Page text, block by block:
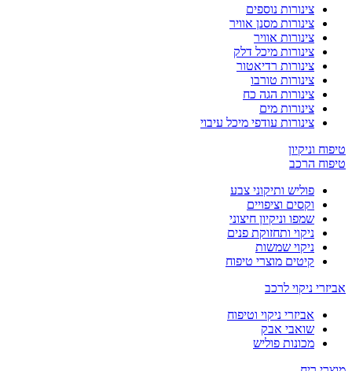
צינורות נוספים
צינורות מסנן אוויר
צינורות אוויר
צינורות מיכל דלק
צינורות רדיאטור
צינורות טורבו
צינורות הגה כח
צינורות מים
צינורות עודפי מיכל עיבוי
טיפוח וניקיון
טיפוח הרכב
פוליש ותיקוני צבע
וקסים וציפויים
שמפו וניקיון חיצוני
ניקוי ותחזוקת פנים
ניקוי שמשות
קיטים מוצרי טיפוח
אביזרי ניקוי לרכב
אביזרי ניקוי וטיפוח
שואבי אבק
מכונות פוליש